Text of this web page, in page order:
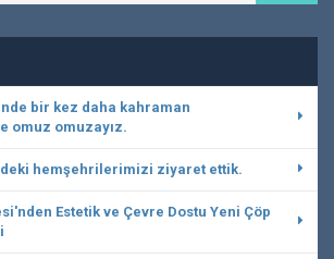
bir kez daha kahraman
omuz omuzayız.
hemşehrilerimizi ziyaret ettik.
Estetik ve Çevre Dostu Yeni Çöp